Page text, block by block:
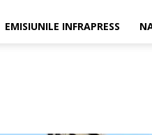
EMISIUNILE INFRAPRESS